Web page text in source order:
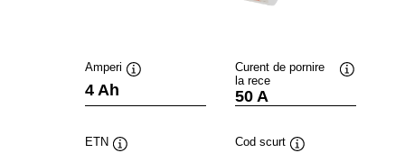
Amperi
4 Ah
Curent de pornire
la rece
50 A
ETN
Cod scurt